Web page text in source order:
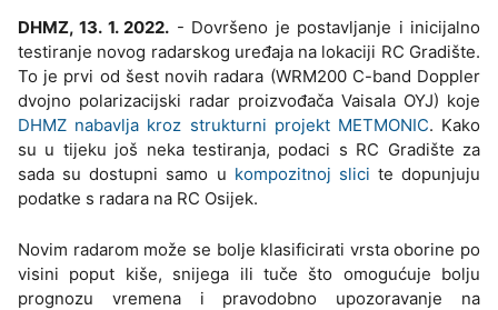
DHMZ, 13. 1. 2022. - Dovršeno je postavljanje i inicijalno
testiranje novog radarskog uređaja na lokaciji RC Gradište.
To je prvi od šest novih radara (WRM200 C-band Doppler
dvojno polarizacijski radar proizvođača Vaisala OYJ) koje
DHMZ nabavlja kroz strukturni projekt METMONIC. Kako
su u tijeku još neka testiranja, podaci s RC Gradište za
sada su dostupni samo u kompozitnoj slici te dopunjuju
podatke s radara na RC Osijek.
Novim radarom može se bolje klasificirati vrsta oborine po
visini poput kiše, snijega ili tuče što omogućuje bolju
prognozu vremena i pravodobno upozoravanje na